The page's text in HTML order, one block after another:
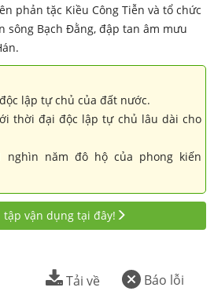
phản tặc Kiều Công Tiễn và tổ chức
sông Bạch Đằng, đập tan âm mưu
lập tự chủ của đất nước.
thời đại độc lập tự chủ lâu dài cho
năm đô hộ của phong kiến
tập vận dụng tại đây!
Báo lỗi
Tải về